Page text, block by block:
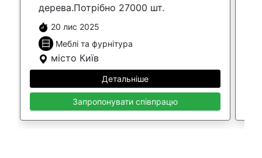
дерева.Потрібно 27000 шт.
20 лис 2025
Меблі та фурнітура
місто Київ
Детальніше
Запропонувати співпрацю